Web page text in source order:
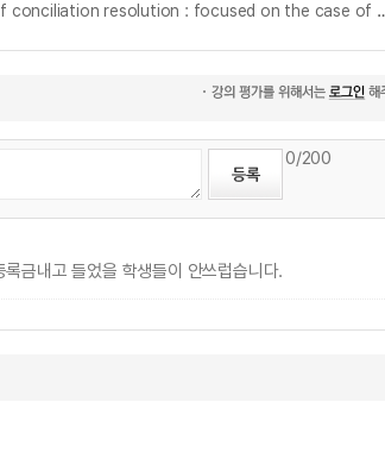
상가임대차 분쟁실태와 조정성립 결정요인 분석 : 서울특별시 분쟁사례를 중심으로
0/200
금내고 들었을 학생들이 안쓰럽습니다.